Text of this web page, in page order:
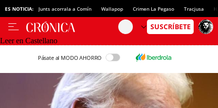
ES NOTICIA: Junts acorrala a Comín Wallapop Crimen La Pegaso Tracjusa
Leer en Castellano
Pásate al MODO AHORRO